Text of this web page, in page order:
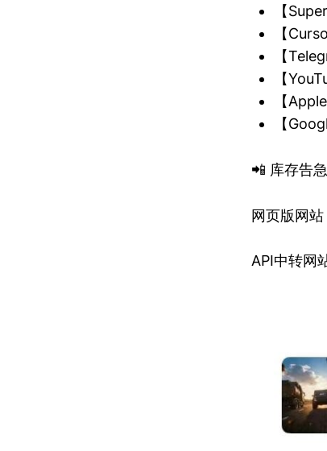
【
【
【
【
【
【
📲 库存告
网页版网站
API中转网